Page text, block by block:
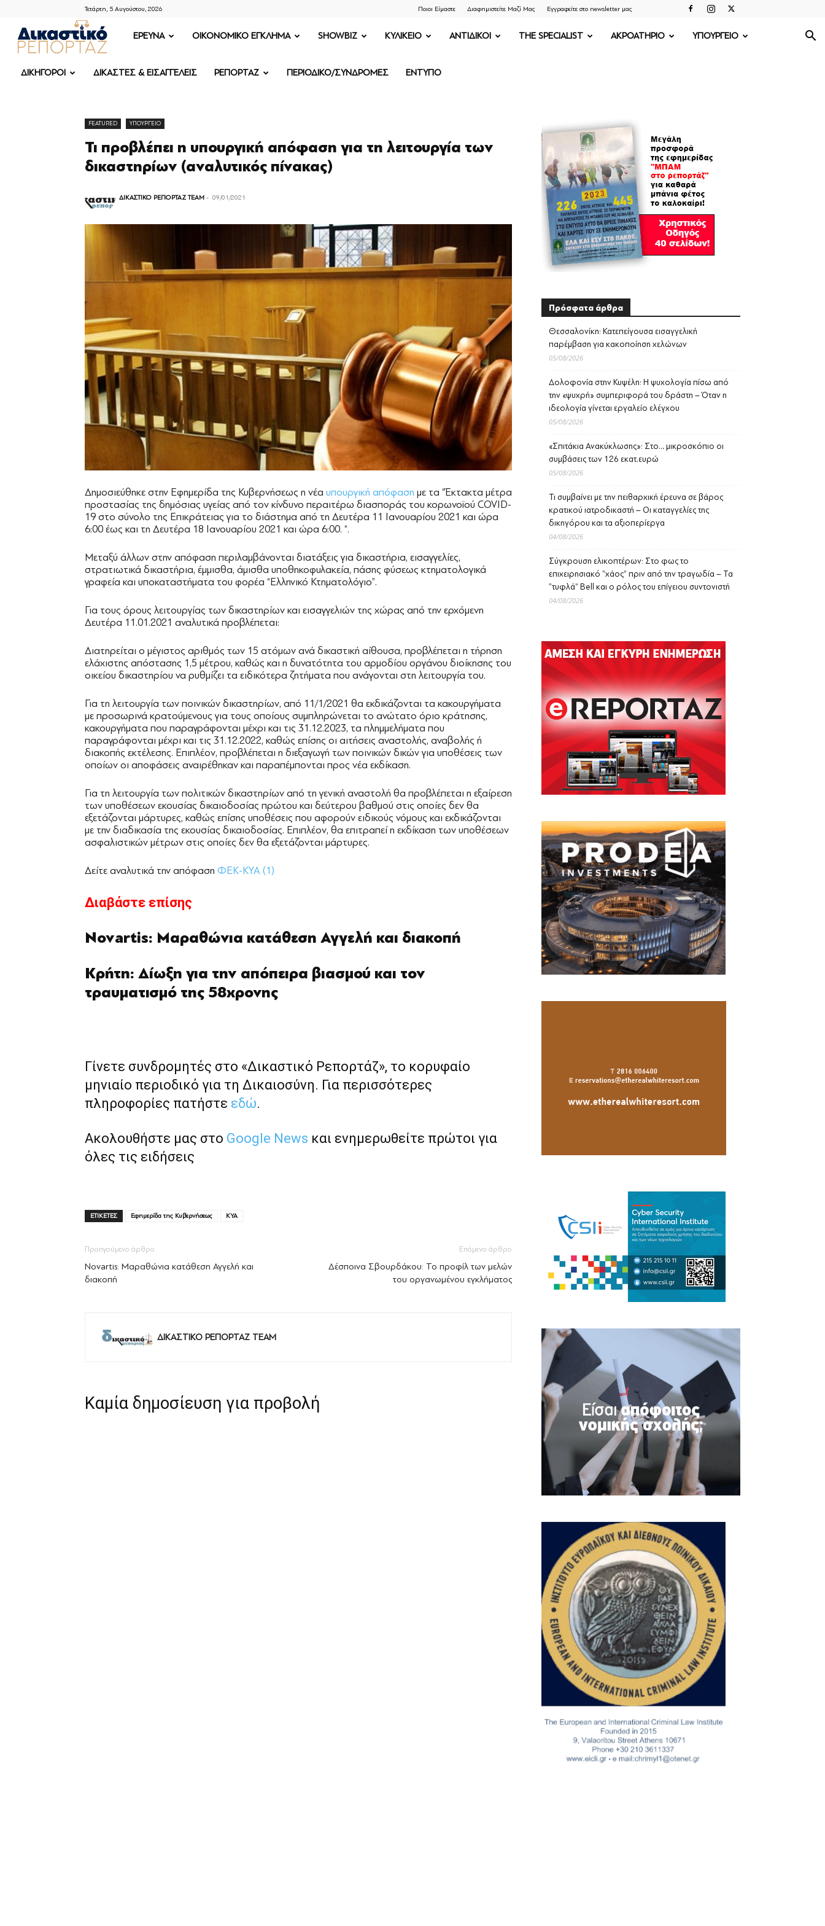
Τετάρτη, 5 Αυγούστου, 2026 Ποιοι Είμαστε Διαφημιστείτε Μαζί Μας Εγγραφείτε στο newsletter μας
ΔΙΚΑΣΤΙΚΟ
ΡΕΠΟΡΤΑΖ
ΕΡΕΥΝΑ OIKONOMIKO ΕΓΚΛΗΜΑ SHOWBIZ ΚΥΛΙΚΕΙΟ ΑΝΤΙΔΙΚΟΙ THE SPECIALIST ΑΚΡΟΑΤΗΡΙΟ ΥΠΟΥΡΓΕΙΟ
ΔΙΚΗΓΟΡΟΙ ΔΙΚΑΣΤΕΣ & ΕΙΣΑΓΓΕΛΕΙΣ ΡΕΠΟΡΤΑΖ ΠΕΡΙΟΔΙΚΟ/ΣΥΝΔΡΟΜΕΣ ΕΝΤΥΠΟ
FEATURED ΥΠΟΥΡΓΕΙΟ
Τι προβλέπει η υπουργική απόφαση για τη λειτουργία των
δικαστηρίων (αναλυτικός πίνακας)
ΔΙΚΑΣΤΙΚΟ ΡΕΠΟΡΤΑΖ TEAM - 09/01/2021
Δημοσιεύθηκε στην Εφημερίδα της Κυβερνήσεως η νέα υπουργική απόφαση με τα “Έκτακτα μέτρα
προστασίας της δημόσιας υγείας από τον κίνδυνο περαιτέρω διασποράς του κορωνοϊού COVID-
19 στο σύνολο της Επικράτειας για το διάστημα από τη Δευτέρα 11 Ιανουαρίου 2021 και ώρα
6:00 έως και τη Δευτέρα 18 Ιανουαρίου 2021 και ώρα 6:00. “.
Μεταξύ άλλων στην απόφαση περιλαμβάνονται διατάξεις για δικαστήρια, εισαγγελίες,
στρατιωτικά δικαστήρια, έμμισθα, άμισθα υποθηκοφυλακεία, πάσης φύσεως κτηματολογικά
γραφεία και υποκαταστήματα του φορέα “Ελληνικό Κτηματολόγιο”.
Για τους όρους λειτουργίας των δικαστηρίων και εισαγγελιών της χώρας από την ερχόμενη
Δευτέρα 11.01.2021 αναλυτικά προβλέπεται:
Διατηρείται ο μέγιστος αριθμός των 15 ατόμων ανά δικαστική αίθουσα, προβλέπεται η τήρηση
ελάχιστης απόστασης 1,5 μέτρου, καθώς και η δυνατότητα του αρμοδίου οργάνου διοίκησης του
οικείου δικαστηρίου να ρυθμίζει τα ειδικότερα ζητήματα που ανάγονται στη λειτουργία του.
Για τη λειτουργία των ποινικών δικαστηρίων, από 11/1/2021 θα εκδικάζονται τα κακουργήματα
με προσωρινά κρατούμενους για τους οποίους συμπληρώνεται το ανώτατο όριο κράτησης,
κακουργήματα που παραγράφονται μέχρι και τις 31.12.2023, τα πλημμελήματα που
παραγράφονται μέχρι και τις 31.12.2022, καθώς επίσης οι αιτήσεις αναστολής, αναβολής ή
διακοπής εκτέλεσης. Επιπλέον, προβλέπεται η διεξαγωγή των ποινικών δικών για υποθέσεις των
οποίων οι αποφάσεις αναιρέθηκαν και παραπέμπονται προς νέα εκδίκαση.
Για τη λειτουργία των πολιτικών δικαστηρίων από τη γενική αναστολή θα προβλέπεται η εξαίρεση
των υποθέσεων εκουσίας δικαιοδοσίας πρώτου και δεύτερου βαθμού στις οποίες δεν θα
εξετάζονται μάρτυρες, καθώς επίσης υποθέσεις που αφορούν ειδικούς νόμους και εκδικάζονται
με την διαδικασία της εκουσίας δικαιοδοσίας. Επιπλέον, θα επιτραπεί η εκδίκαση των υποθέσεων
ασφαλιστικών μέτρων στις οποίες δεν θα εξετάζονται μάρτυρες.
Δείτε αναλυτικά την απόφαση ΦΕΚ-ΚΥΑ (1)
Διαβάστε επίσης
Novartis: Μαραθώνια κατάθεση Αγγελή και διακοπή
Κρήτη: Δίωξη για την απόπειρα βιασμού και τον
τραυματισμό της 58χρονης
Γίνετε συνδρομητές στο «Δικαστικό Ρεπορτάζ», το κορυφαίο
μηνιαίο περιοδικό για τη Δικαιοσύνη. Για περισσότερες
πληροφορίες πατήστε εδώ.
Ακολουθήστε μας στο Google News και ενημερωθείτε πρώτοι για
όλες τις ειδήσεις
ΕΤΙΚΕΤΕΣ Εφημερίδα της Κυβερνήσεως ΚΥΑ
Προηγούμενο άρθρο
Novartis: Μαραθώνια κατάθεση Αγγελή και
διακοπή
Επόμενο άρθρο
Δέσποινα Σβουρδάκου: Το προφίλ των μελών
του οργανωμένου εγκλήματος
ΔΙΚΑΣΤΙΚΟ ΡΕΠΟΡΤΑΖ TEAM
Καμία δημοσίευση για προβολή
Πρόσφατα άρθρα
Θεσσαλονίκη: Κατεπείγουσα εισαγγελική
παρέμβαση για κακοποίηση χελώνων
05/08/2026
Δολοφονία στην Κυψέλη: Η ψυχολογία πίσω από
την «ψυχρή» συμπεριφορά του δράστη – Όταν η
ιδεολογία γίνεται εργαλείο ελέγχου
05/08/2026
«Σπιτάκια Ανακύκλωσης»: Στο… μικροσκόπιο οι
συμβάσεις των 126 εκατ.ευρώ
05/08/2026
Τι συμβαίνει με την πειθαρχική έρευνα σε βάρος
κρατικού ιατροδικαστή – Οι καταγγελίες της
δικηγόρου και τα αξιοπερίεργα
04/08/2026
Σύγκρουση ελικοπτέρων: Στο φως το
επιχειρησιακό “χάος” πριν από την τραγωδία – Τα
“τυφλά” Bell και ο ρόλος του επίγειου συντονιστή
04/08/2026